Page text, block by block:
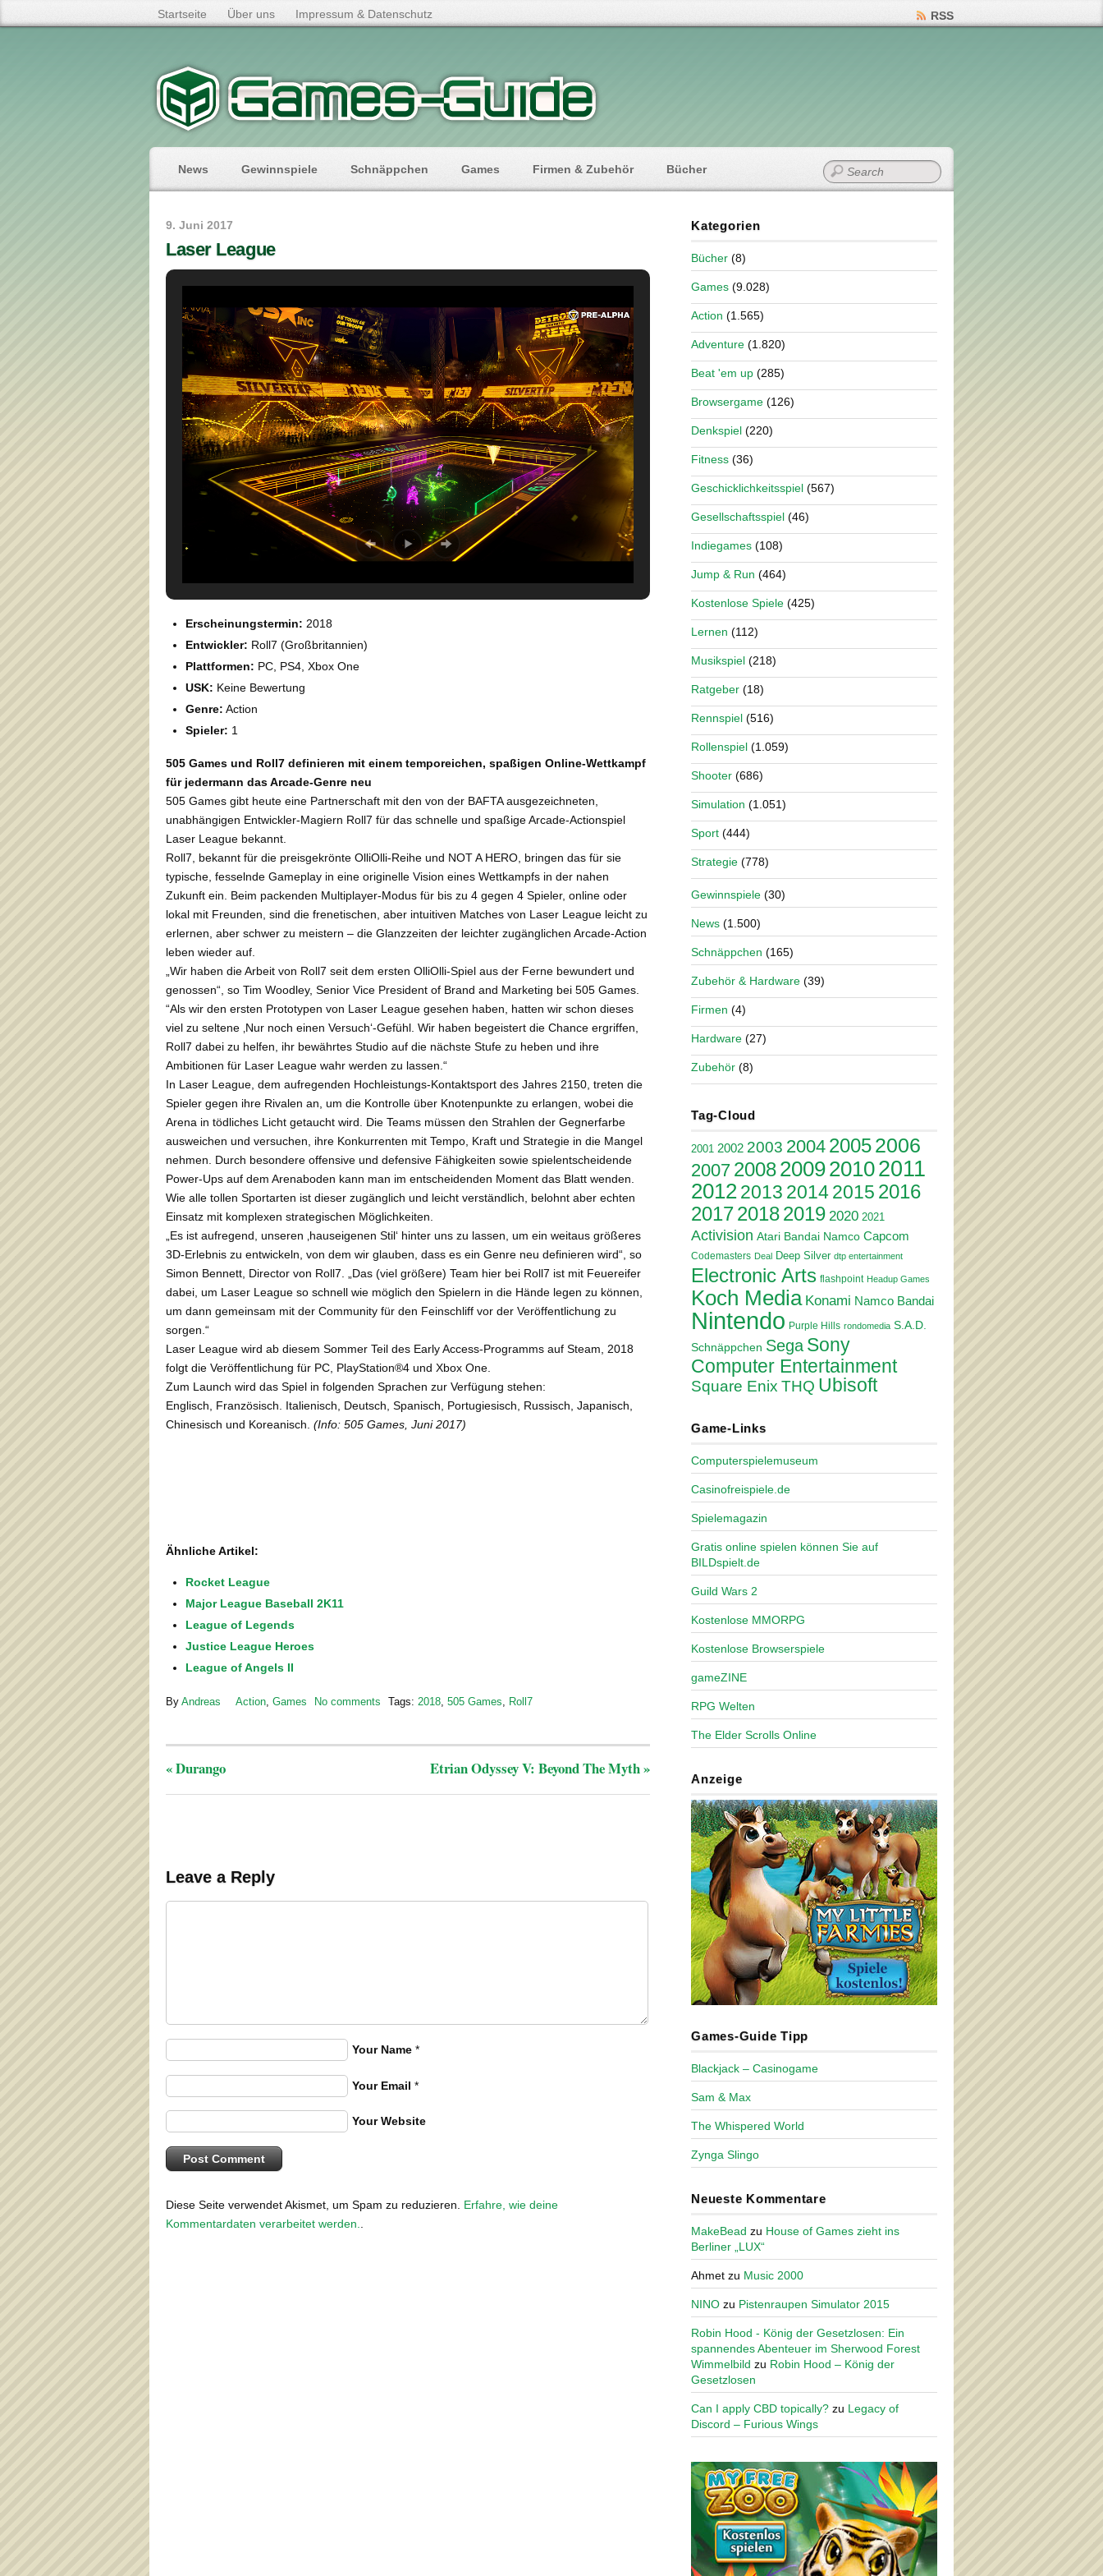
Startseite Über uns Impressum & Datenschutz RSS
News Gewinnspiele Schnäppchen Games Firmen & Zubehör Bücher
9. Juni 2017
Laser League
Erscheinungstermin: 2018
Entwickler: Roll7 (Großbritannien)
Plattformen: PC, PS4, Xbox One
USK: Keine Bewertung
Genre: Action
Spieler: 1
505 Games und Roll7 definieren mit einem temporeichen, spaßigen Online-Wettkampf
für jedermann das Arcade-Genre neu
505 Games gibt heute eine Partnerschaft mit den von der BAFTA ausgezeichneten,
unabhängigen Entwickler-Magiern Roll7 für das schnelle und spaßige Arcade-Actionspiel
Laser League bekannt.
Roll7, bekannt für die preisgekrönte OlliOlli-Reihe und NOT A HERO, bringen das für sie
typische, fesselnde Gameplay in eine originelle Vision eines Wettkampfs in der nahen
Zukunft ein. Beim packenden Multiplayer-Modus für bis zu 4 gegen 4 Spieler, online oder
lokal mit Freunden, sind die frenetischen, aber intuitiven Matches von Laser League leicht zu
erlernen, aber schwer zu meistern – die Glanzzeiten der leichter zugänglichen Arcade-Action
leben wieder auf.
„Wir haben die Arbeit von Roll7 seit dem ersten OlliOlli-Spiel aus der Ferne bewundert und
genossen“, so Tim Woodley, Senior Vice President of Brand and Marketing bei 505 Games.
“Als wir den ersten Prototypen von Laser League gesehen haben, hatten wir schon dieses
viel zu seltene ‚Nur noch einen Versuch‘-Gefühl. Wir haben begeistert die Chance ergriffen,
Roll7 dabei zu helfen, ihr bewährtes Studio auf die nächste Stufe zu heben und ihre
Ambitionen für Laser League wahr werden zu lassen.“
In Laser League, dem aufregenden Hochleistungs-Kontaktsport des Jahres 2150, treten die
Spieler gegen ihre Rivalen an, um die Kontrolle über Knotenpunkte zu erlangen, wobei die
Arena in tödliches Licht getaucht wird. Die Teams müssen den Strahlen der Gegnerfarbe
ausweichen und versuchen, ihre Konkurrenten mit Tempo, Kraft und Strategie in die Mangel
nehmen. Durch besondere offensive und defensive Fähigkeiten sowie spielentscheidende
Power-Ups auf dem Arenaboden kann man im entscheidenden Moment das Blatt wenden.
Wie alle tollen Sportarten ist dieser zugänglich und leicht verständlich, belohnt aber echten
Einsatz mit komplexen strategischen Möglichkeiten.
„Es ist aufregend, unseren ‚hauseigenen Stil‘ hinter uns zu lassen, um ein weitaus größeres
3D-Erlebnis zu entwickeln, von dem wir glauben, dass es ein Genre neu definieren wird“, so
Simon Bennett, Director von Roll7. „Das (viel größere) Team hier bei Roll7 ist mit Feuereifer
dabei, um Laser League so schnell wie möglich den Spielern in die Hände legen zu können,
um dann gemeinsam mit der Community für den Feinschliff vor der Veröffentlichung zu
sorgen.“
Laser League wird ab diesem Sommer Teil des Early Access-Programms auf Steam, 2018
folgt die Veröffentlichung für PC, PlayStation®4 und Xbox One.
Zum Launch wird das Spiel in folgenden Sprachen zur Verfügung stehen:
Englisch, Französisch. Italienisch, Deutsch, Spanisch, Portugiesisch, Russisch, Japanisch,
Chinesisch und Koreanisch. (Info: 505 Games, Juni 2017)
Ähnliche Artikel:
Rocket League
Major League Baseball 2K11
League of Legends
Justice League Heroes
League of Angels II
By Andreas Action Games No comments Tags: 2018 505 Games Roll7
«Durango Etrian Odyssey V: Beyond The Myth»
Leave a Reply
Your Name *
Your Email *
Your Website
Diese Seite verwendet Akismet, um Spam zu reduzieren. Erfahre, wie deine
Kommentardaten verarbeitet werden..
Kategorien
Bücher (8)
Games (9.028)
Action (1.565)
Adventure (1.820)
Beat 'em up (285)
Browsergame (126)
Denkspiel (220)
Fitness (36)
Geschicklichkeitsspiel (567)
Gesellschaftsspiel (46)
Indiegames (108)
Jump & Run (464)
Kostenlose Spiele (425)
Lernen (112)
Musikspiel (218)
Ratgeber (18)
Rennspiel (516)
Rollenspiel (1.059)
Shooter (686)
Simulation (1.051)
Sport (444)
Strategie (778)
Gewinnspiele (30)
News (1.500)
Schnäppchen (165)
Zubehör & Hardware (39)
Firmen (4)
Hardware (27)
Zubehör (8)
Tag-Cloud
2001 2002 2003 2004 20052006
2007 2008200920102011
20122013 20142015 2016
201720182019 2020 2021
Activision Atari Bandai Namco Capcom
Codemasters Deal Deep Silver dtp entertainment
Electronic Arts flashpoint Headup Games
Koch Media Konami Namco Bandai
Nintendo Purple Hills rondomedia S.A.D.
Schnäppchen Sega Sony
Computer Entertainment
Square Enix THQ Ubisoft
Game-Links
Computerspielemuseum
Casinofreispiele.de
Spielemagazin
Gratis online spielen können Sie auf
BILDspielt.de
Guild Wars 2
Kostenlose MMORPG
Kostenlose Browserspiele
gameZINE
RPG Welten
The Elder Scrolls Online
Anzeige
Games-Guide Tipp
Blackjack – Casinogame
Sam & Max
The Whispered World
Zynga Slingo
Neueste Kommentare
MakeBead zu House of Games zieht ins
Berliner „LUX“
Ahmet zu Music 2000
NINO zu Pistenraupen Simulator 2015
Robin Hood - König der Gesetzlosen: Ein
spannendes Abenteuer im Sherwood Forest
Wimmelbild zu Robin Hood – König der
Gesetzlosen
Can I apply CBD topically? zu Legacy of
Discord – Furious Wings